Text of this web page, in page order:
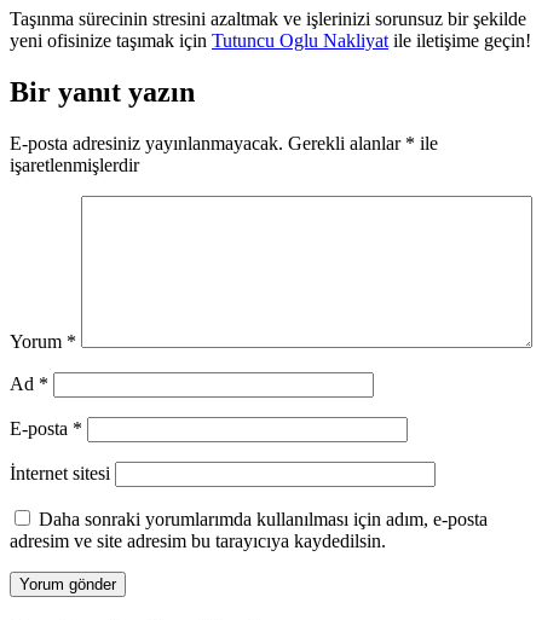
Taşınma sürecinin stresini azaltmak ve işlerinizi sorunsuz bir şekilde
yeni ofisinize taşımak için Tutuncu Oglu Nakliyat ile iletişime geçin!
Bir yanıt yazın
E-posta adresiniz yayınlanmayacak. Gerekli alanlar * ile
işaretlenmişlerdir
Yorum *
Ad *
E-posta *
İnternet sitesi
Daha sonraki yorumlarımda kullanılması için adım, e-posta
adresim ve site adresim bu tarayıcıya kaydedilsin.